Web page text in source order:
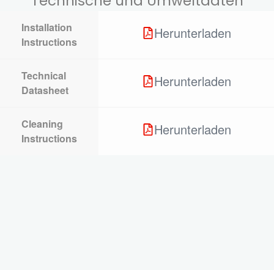
Installation
Instructions
Herunterladen
Technical
Datasheet
Herunterladen
Cleaning
Instructions
Herunterladen